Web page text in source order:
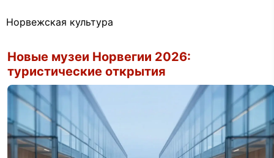
Норвежская культура
Новые музеи Норвегии 2026:
туристические открытия